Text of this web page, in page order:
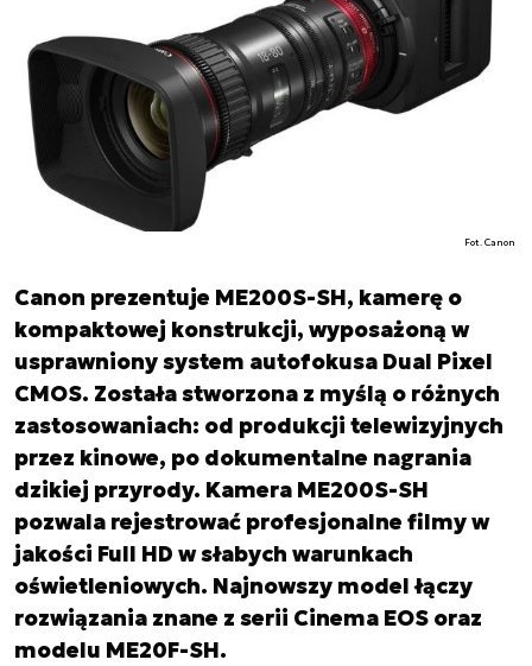
Fot. Canon
Canon prezentuje ME200S-SH, kamerę o
kompaktowej konstrukcji, wyposażoną w
usprawniony system autofokusa Dual Pixel
CMOS. Została stworzona z myślą o różnych
zastosowaniach: od produkcji telewizyjnych
przez kinowe, po dokumentalne nagrania
dzikiej przyrody. Kamera ME200S-SH
pozwala rejestrować profesjonalne filmy w
jakości Full HD w słabych warunkach
oświetleniowych. Najnowszy model łączy
rozwiązania znane z serii Cinema EOS oraz
modelu ME20F-SH.